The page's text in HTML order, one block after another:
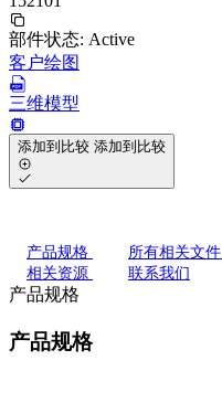
部件状态: Active
客户绘图
三维模型
添加到比较 添加到比较
产品规格 所有相关文件
相关资源
联系我们
产品规格
产品规格